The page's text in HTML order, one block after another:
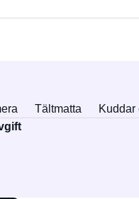
Tältmatta Kuddar